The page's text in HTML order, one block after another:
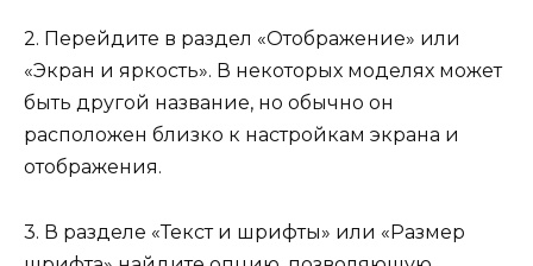
2. Перейдите в раздел «Отображение» или
«Экран и яркость». В некоторых моделях может
быть другой название, но обычно он
расположен близко к настройкам экрана и
отображения.
3. В разделе «Текст и шрифты» или «Размер